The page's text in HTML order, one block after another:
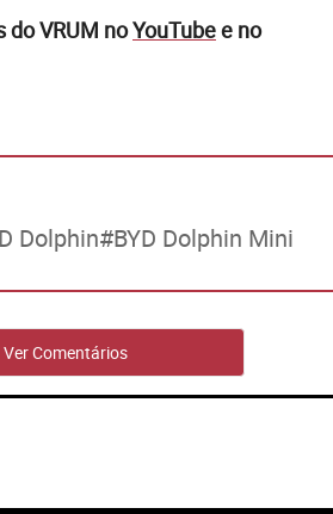
do VRUM noYouTubee no
Dolphin BYD Dolphin Mini
Ver Comentários